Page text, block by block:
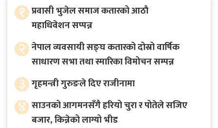
१ प्रवासी भुजेल समाज कतारको आठाै
महाधिवेशन सप्पन्न
२ नेपाल व्यवसायी सङ्घ कतारको दोस्रो वार्षिक
साधारण सभा तथा स्मारिका विमोचन सम्पन्न
३ गृहमन्त्री गुरुङले दिए राजीनामा
४ साउनको आगमनसँगै हरियो चुरा र पोतेले सजिए
बजार, किन्नेको लाग्यो भीड